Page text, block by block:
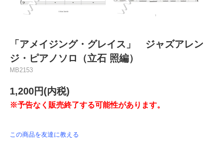
「アメイジング・グレイス」 ジャズアレン
ジ・ピアノソロ（立石 照編）
MB2153
1,200円(内税)
※予告なく販売終了する可能性があります。
この商品を友達に教える